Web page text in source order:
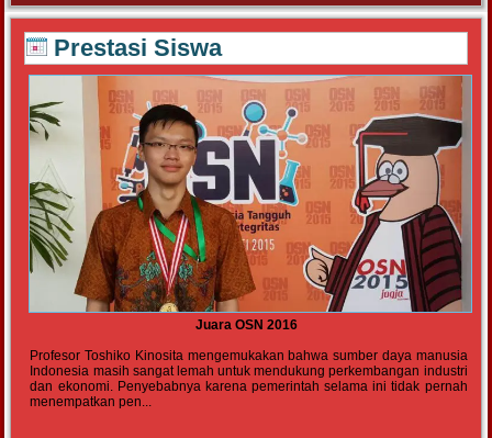
Prestasi Siswa
Juara OSN 2016
Profesor Toshiko Kinosita mengemukakan bahwa sumber daya manusia
Indonesia masih sangat lemah untuk mendukung perkembangan industri
dan ekonomi. Penyebabnya karena pemerintah selama ini tidak pernah
menempatkan pen...